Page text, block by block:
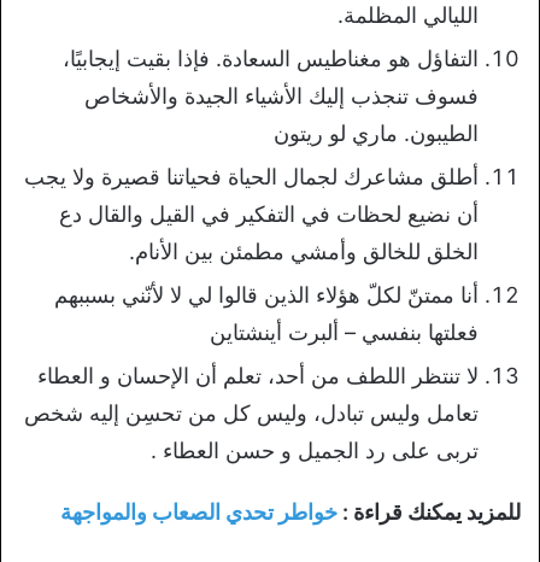
الليالي المظلمة.
التفاؤل هو مغناطيس السعادة. فإذا بقيت إيجابيًا،
فسوف تنجذب إليك الأشياء الجيدة والأشخاص
الطيبون. ماري لو ريتون
أطلق مشاعرك لجمال الحياة فحياتنا قصيرة ولا يجب
أن نضيع لحظات في التفكير في القيل والقال دع
الخلق للخالق وأمشي مطمئن بين الأنام.
أنا ممتنّ لكلّ هؤلاء الذين قالوا لي لا لأنّني بسببهم
فعلتها بنفسي – ألبرت أينشتاين
لا تنتظر اللطف من أحد، تعلم أن الإحسان و العطاء
تعامل وليس تبادل، وليس كل من تحسِن إليه شخص
تربى على رد الجميل و حسن العطاء .
للمزيد يمكنك قراءة : خواطر تحدي الصعاب والمواجهة